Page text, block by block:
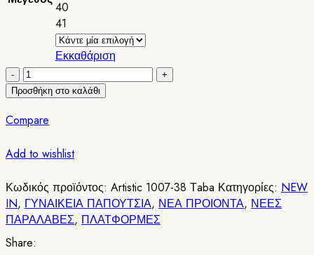
40
41
Εκκαθάριση
Χειροποιητες
Δερματινες
Tαμπα/Taba
and
Artistic
1007-
38
Προσθήκη στο καλάθι
Compare
Add to wishlist
Κωδικός προϊόντος: Artistic 1007-38 Τaba Κατηγορίες: NEW
IN, ΓΥΝΑΙΚΕΙΑ ΠΑΠΟΥΤΣΙΑ, ΝΕΑ ΠΡΟΙΟΝΤΑ, ΝΕΕΣ
ΠΑΡΑΛΑΒΕΣ, ΠΛΑΤΦΟΡΜΕΣ
Share: